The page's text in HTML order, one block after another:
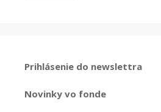
Prihlásenie do newslettra
Novinky vo fonde